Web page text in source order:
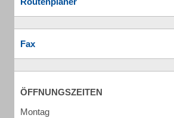
Fax
ÖFFNUNGSZEITEN
Montag